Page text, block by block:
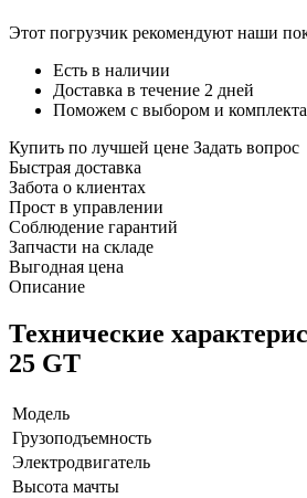
Этот погрузчик рекомендуют наши
Есть в наличии
Доставка в течение 2 дней
Поможем с выбором и
Купить по лучшей цене Задать вопрос
Быстрая доставка
Забота о клиентах
Прост в управлении
Соблюдение гарантий
Запчасти на складе
Выгодная цена
Описание
Технические
25 GT
Модель
Грузоподъемность
Электродвигатель
Высота мачты